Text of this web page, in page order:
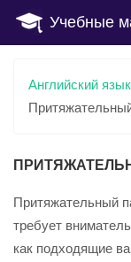
Учебные
Английский язык
Притяжательный
требует
как подходящие